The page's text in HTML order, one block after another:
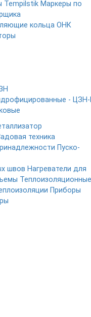
Tempilstik Маркеры по
кольца ОНК
- ЦЗН-
техника
Пуско-
швов Нагреватели для
Теплоизоляционные
Приборы